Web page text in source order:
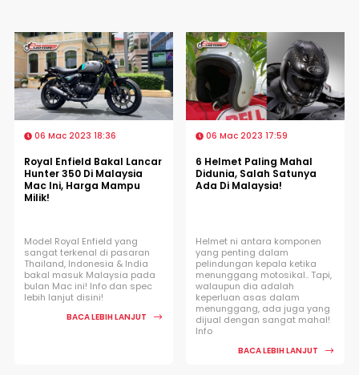
06 Mac 2023 18:36
Royal Enfield Bakal Lancar
Hunter 350 Di Malaysia
Mac Ini, Harga Mampu
Milik!
Model Royal Enfield yang
sangat terkenal di pasaran
Thailand, Indonesia & India
bakal masuk Malaysia pada
bulan Mac ini! Info dan spec
lebih lanjut disini!
BACA LEBIH LANJUT
06 Mac 2023 17:59
6 Helmet Paling Mahal
Didunia, Salah Satunya
Ada Di Malaysia!
Helmet ni antara komponen
yang penting dalam
pelindungan kepala ketika
menunggang motosikal.. Tapi,
walaupun dia adalah
keperluan asas dalam
menunggang, ada juga yang
dijual dengan sangat mahal!
Info
BACA LEBIH LANJUT